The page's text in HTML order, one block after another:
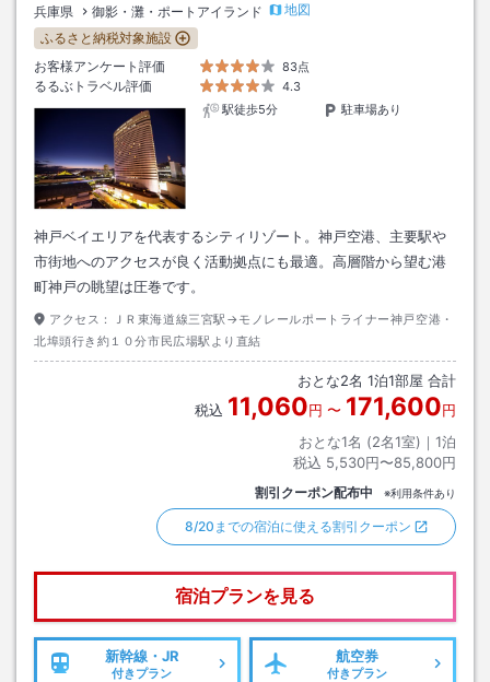
兵庫県 御影・灘・ポートアイランド
地図
ふるさと納税対象施設
お客様アンケート評価
83点
るるぶトラベル評価
4.3
駅徒歩5分
駐車場あり
神戸ベイエリアを代表するシティリゾート。神戸空港、主要駅や
市街地へのアクセスが良く活動拠点にも最適。高層階から望む港
町神戸の眺望は圧巻です。
アクセス：
ＪＲ東海道線三宮駅→モノレールポートライナー神戸空港・
北埠頭行き約１０分市民広場駅より直結
おとな2名 1泊1部屋 合計
税込 11,060円 〜 171,600円
おとな1名 (2名1室)｜ 1泊
税込 5,530円〜85,800円
割引クーポン配布中 ※利用条件あり
8/20までの宿泊に使える割引クーポン
宿泊プランを見る
新幹線・JR
付きプラン
航空券
付きプラン